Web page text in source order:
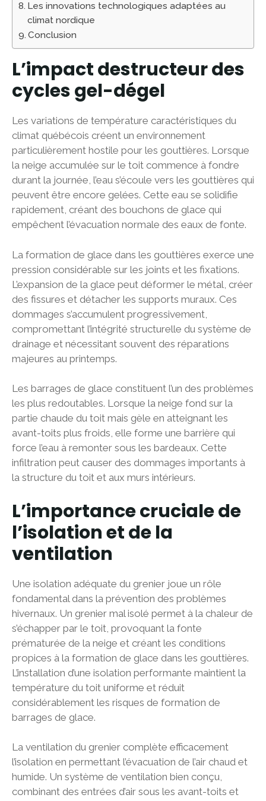
Les innovations technologiques adaptées au
climat nordique
Conclusion
L’impact destructeur des
cycles gel-dégel
Les variations de température caractéristiques du
climat québécois créent un environnement
particulièrement hostile pour les gouttières. Lorsque
la neige accumulée sur le toit commence à fondre
durant la journée, l’eau s’écoule vers les gouttières qui
peuvent être encore gelées. Cette eau se solidifie
rapidement, créant des bouchons de glace qui
empêchent l’évacuation normale des eaux de fonte.
La formation de glace dans les gouttières exerce une
pression considérable sur les joints et les fixations.
L’expansion de la glace peut déformer le métal, créer
des fissures et détacher les supports muraux. Ces
dommages s’accumulent progressivement,
compromettant l’intégrité structurelle du système de
drainage et nécessitant souvent des réparations
majeures au printemps.
Les barrages de glace constituent l’un des problèmes
les plus redoutables. Lorsque la neige fond sur la
partie chaude du toit mais gèle en atteignant les
avant-toits plus froids, elle forme une barrière qui
force l’eau à remonter sous les bardeaux. Cette
infiltration peut causer des dommages importants à
la structure du toit et aux murs intérieurs.
L’importance cruciale de
l’isolation et de la
ventilation
Une isolation adéquate du grenier joue un rôle
fondamental dans la prévention des problèmes
hivernaux. Un grenier mal isolé permet à la chaleur de
s’échapper par le toit, provoquant la fonte
prématurée de la neige et créant les conditions
propices à la formation de glace dans les gouttières.
L’installation d’une isolation performante maintient la
température du toit uniforme et réduit
considérablement les risques de formation de
barrages de glace.
La ventilation du grenier complète efficacement
l’isolation en permettant l’évacuation de l’air chaud et
humide. Un système de ventilation bien conçu,
combinant des entrées d’air sous les avant-toits et